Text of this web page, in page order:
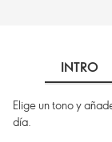
INTRO
Elige un tono y
día.